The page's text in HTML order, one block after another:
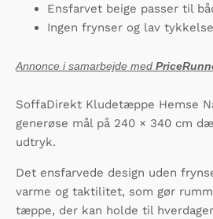
Ensfarvet beige passer til
Ingen frynser og lav
Annonce i samarbejde med
SoffaDirekt Kludetæppe Hemse
generøse mål på 240 × 340 cm
udtryk.
Det ensfarvede design uden
varme og taktilitet, som gør
tæppe, der kan holde til